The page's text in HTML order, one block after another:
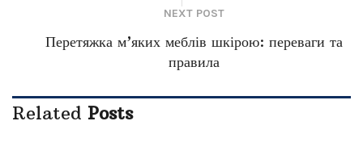
NEXT POST
Перетяжка м’яких меблів шкірою: переваги та
правила
Related Posts